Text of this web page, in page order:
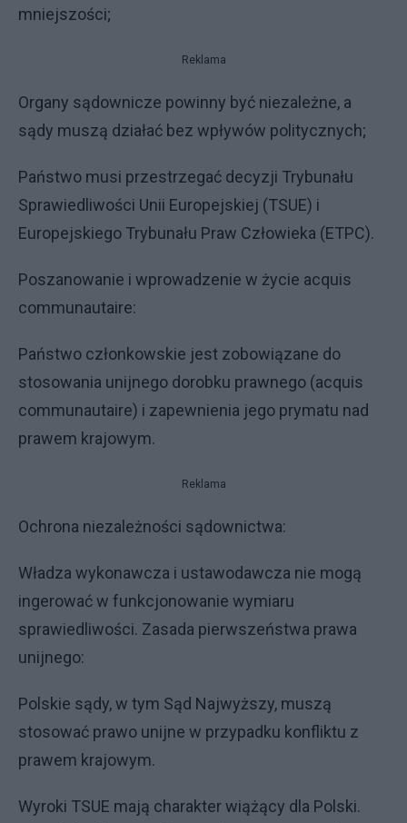
mniejszości;
Reklama
Organy sądownicze powinny być niezależne, a
sądy muszą działać bez wpływów politycznych;
Państwo musi przestrzegać decyzji Trybunału
Sprawiedliwości Unii Europejskiej (TSUE) i
Europejskiego Trybunału Praw Człowieka (ETPC).
Poszanowanie i wprowadzenie w życie acquis
communautaire:
Państwo członkowskie jest zobowiązane do
stosowania unijnego dorobku prawnego (acquis
communautaire) i zapewnienia jego prymatu nad
prawem krajowym.
Reklama
Ochrona niezależności sądownictwa:
Władza wykonawcza i ustawodawcza nie mogą
ingerować w funkcjonowanie wymiaru
sprawiedliwości. Zasada pierwszeństwa prawa
unijnego:
Polskie sądy, w tym Sąd Najwyższy, muszą
stosować prawo unijne w przypadku konfliktu z
prawem krajowym.
Wyroki TSUE mają charakter wiążący dla Polski.